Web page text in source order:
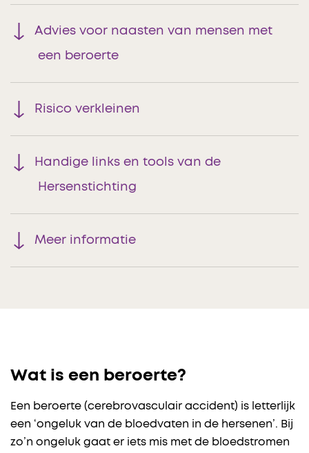
Advies voor naasten van mensen met
een beroerte
Risico verkleinen
Handige links en tools van de
Hersenstichting
Meer informatie
Wat is een beroerte?
Een beroerte (cerebrovasculair accident) is letterlijk
een ‘ongeluk van de bloedvaten in de hersenen’. Bij
zo’n ongeluk gaat er iets mis met de bloedstromen